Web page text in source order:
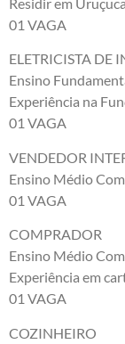
01 VAGA
ELETRICISTA DE
Ensino
Experiência na
01 VAGA
VENDEDOR
Ensino Médio
01 VAGA
COMPRADOR
Ensino Médio
Experiência em
01 VAGA
COZINHEIRO